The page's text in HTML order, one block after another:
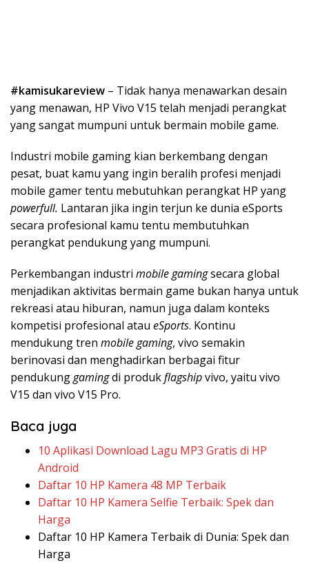
#kamisukareview – Tidak hanya menawarkan desain
yang menawan, HP Vivo V15 telah menjadi perangkat
yang sangat mumpuni untuk bermain mobile game.
Industri mobile gaming kian berkembang dengan
pesat, buat kamu yang ingin beralih profesi menjadi
mobile gamer tentu mebutuhkan perangkat HP yang
powerfull. Lantaran jika ingin terjun ke dunia eSports
secara profesional kamu tentu membutuhkan
perangkat pendukung yang mumpuni.
Perkembangan industri mobile gamingsecara global
menjadikan aktivitas bermain game bukan hanya untuk
rekreasi atau hiburan, namun juga dalam konteks
kompetisi profesional atau eSports. Kontinu
mendukung tren mobile gaming, vivo semakin
berinovasi dan menghadirkan berbagai fitur
pendukunggamingdi produkflagshipvivo, yaitu vivo
V15 dan vivo V15 Pro.
Baca juga
10 Aplikasi Download Lagu MP3 Gratis di HP
Android
Daftar 10 HP Kamera 48 MP Terbaik
Daftar 10 HP Kamera Selfie Terbaik: Spek dan
Harga
Daftar 10 HP Kamera Terbaik di Dunia: Spek dan
Harga